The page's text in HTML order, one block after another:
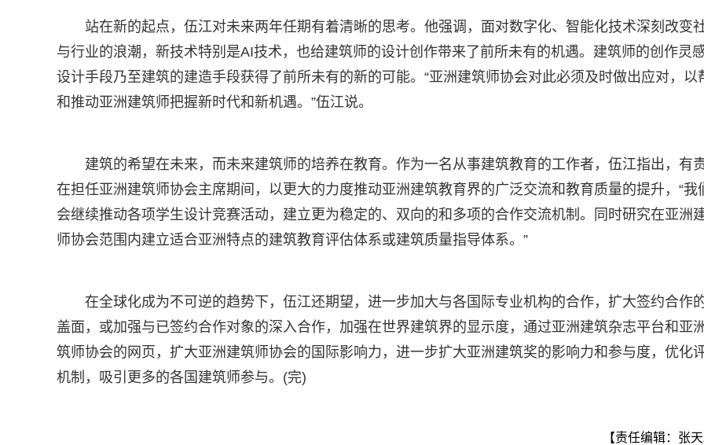
站在新的起点，伍江对未来两年任期有着清晰的思考。他强调，面对数字化、智能化技术深刻改变
与行业的浪潮，新技术特别是AI技术，也给建筑师的设计创作带来了前所未有的机遇。建筑师的创作灵感
设计手段乃至建筑的建造手段获得了前所未有的新的可能。“亚洲建筑师协会对此必须及时做出应对，以
和推动亚洲建筑师把握新时代和新机遇。”伍江说。
建筑的希望在未来，而未来建筑师的培养在教育。作为一名从事建筑教育的工作者，伍江指出，有
在担任亚洲建筑师协会主席期间，以更大的力度推动亚洲建筑教育界的广泛交流和教育质量的提升，“我
会继续推动各项学生设计竞赛活动，建立更为稳定的、双向的和多项的合作交流机制。同时研究在亚洲
师协会范围内建立适合亚洲特点的建筑教育评估体系或建筑质量指导体系。”
在全球化成为不可逆的趋势下，伍江还期望，进一步加大与各国际专业机构的合作，扩大签约合作
盖面，或加强与已签约合作对象的深入合作，加强在世界建筑界的显示度，通过亚洲建筑杂志平台和亚
筑师协会的网页，扩大亚洲建筑师协会的国际影响力，进一步扩大亚洲建筑奖的影响力和参与度，优化
机制，吸引更多的各国建筑师参与。(完)
【责任编辑：张天